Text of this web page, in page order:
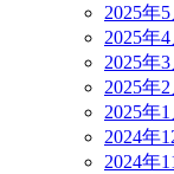
2025年5
2025年4
2025年3
2025年2
2025年1
2024年
2024年